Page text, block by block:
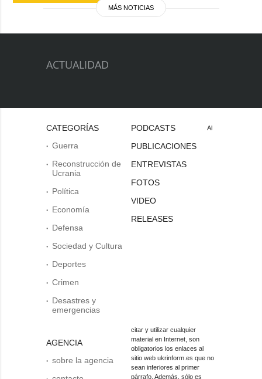
MÁS NOTICIAS
ACTUALIDAD
CATEGORÍAS
Guerra
Reconstrucción de
Ucrania
Política
Economía
Defensa
Sociedad y Cultura
Deportes
Crimen
Desastres y
emergencias
AGENCIA
sobre la agencia
PODCASTS
PUBLICACIONES
ENTREVISTAS
FOTOS
VIDEO
RELEASES
Al
citar y utilizar cualquier
material en Internet, son
obligatorios los enlaces al
sitio web ukrinform.es que no
sean inferiores al primer
párrafo. Además, sólo es